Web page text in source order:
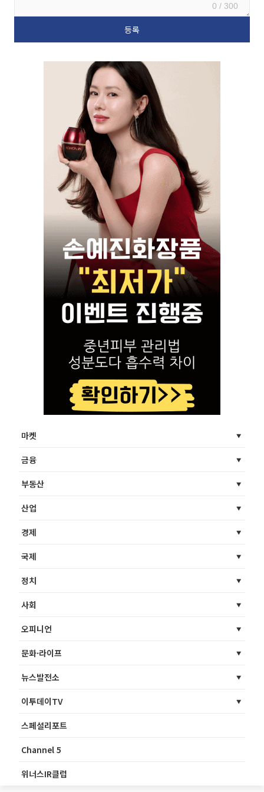
0 / 300
마켓
금융
부동산
산업
경제
국제
정치
사회
오피니언
문화·라이프
뉴스발전소
이투데이TV
스페셜리포트
Channel 5
위너스IR클럽